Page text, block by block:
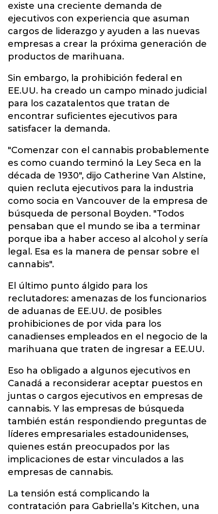
existe una creciente demanda de
ejecutivos con experiencia que asuman
cargos de liderazgo y ayuden a las nuevas
empresas a crear la próxima generación de
productos de marihuana.
Sin embargo, la prohibición federal en
EE.UU. ha creado un campo minado judicial
para los cazatalentos que tratan de
encontrar suficientes ejecutivos para
satisfacer la demanda.
"Comenzar con el cannabis probablemente
es como cuando terminó la Ley Seca en la
década de 1930", dijo Catherine Van Alstine,
quien recluta ejecutivos para la industria
como socia en Vancouver de la empresa de
búsqueda de personal Boyden. "Todos
pensaban que el mundo se iba a terminar
porque iba a haber acceso al alcohol y sería
legal. Esa es la manera de pensar sobre el
cannabis".
El último punto álgido para los
reclutadores: amenazas de los funcionarios
de aduanas de EE.UU. de posibles
prohibiciones de por vida para los
canadienses empleados en el negocio de la
marihuana que traten de ingresar a EE.UU.
Eso ha obligado a algunos ejecutivos en
Canadá a reconsiderar aceptar puestos en
juntas o cargos ejecutivos en empresas de
cannabis. Y las empresas de búsqueda
también están respondiendo preguntas de
líderes empresariales estadounidenses,
quienes están preocupados por las
implicaciones de estar vinculados a las
empresas de cannabis.
La tensión está complicando la
contratación para Gabriella’s Kitchen, una